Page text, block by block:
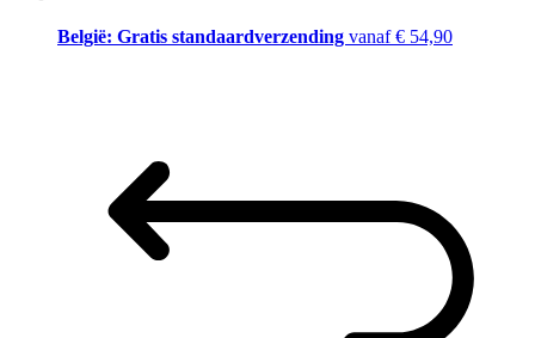
België: Gratis standaardverzending vanaf € 54,90